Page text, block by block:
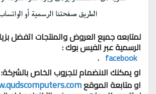
الطريق صفحتنا الرسمية أو
الرسمية عبر الفيس بوك :
facebook
.
او يمكنك الانضمام للجروب الخاص بالشركة:
او متابعة الموقع